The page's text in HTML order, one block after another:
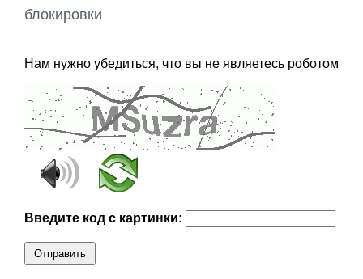
блокировки
Нам нужно убедиться, что вы не являетесь роботом
Введите код с картинки:
Отправить